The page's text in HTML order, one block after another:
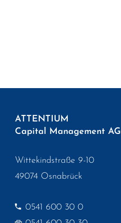
ATTENTIUM
Capital Management AG
Wittekindstraße 9-10
49074 Osnabrück
0541 600 30 0